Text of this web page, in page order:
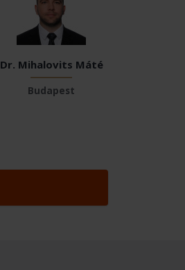
Dr. Mihalovits Máté
Budapest